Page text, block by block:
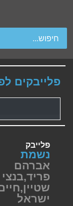
gestures.
פלייבקים
פלייבק
נשמת
אברהם
פריד,בנצי
שטיין,
ישראל